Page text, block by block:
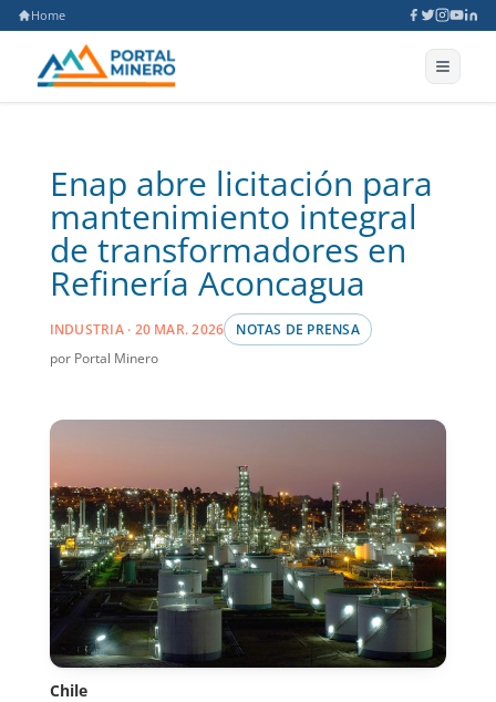
Home
Enap abre licitación para
mantenimiento integral
de transformadores en
Refinería Aconcagua
INDUSTRIA · 20 MAR. 2026 NOTAS DE PRENSA
por Portal Minero
Chile